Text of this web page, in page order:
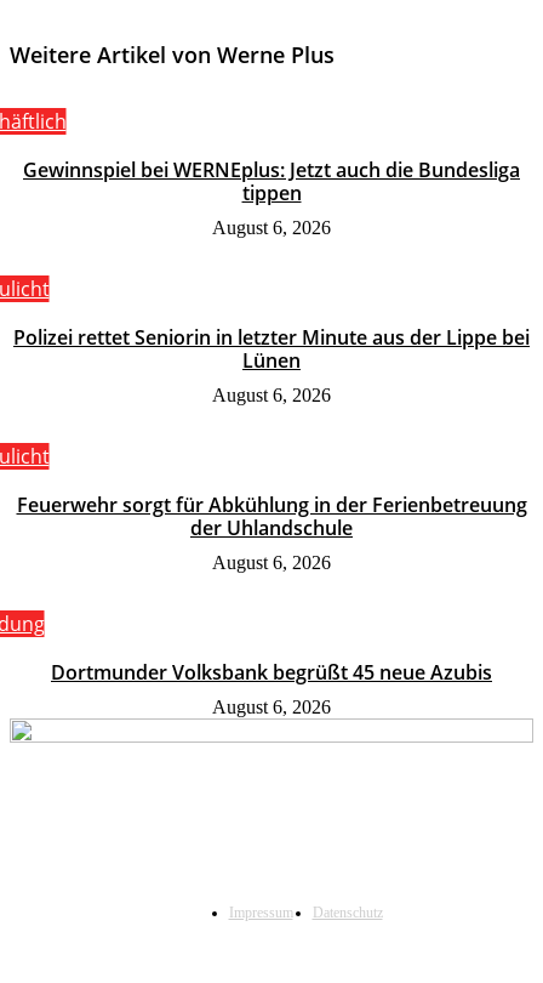
Weitere Artikel von Werne Plus
Gewinnspiel bei WERNEplus: Jetzt auch die Bundesliga
tippen
August 6, 2026
Polizei rettet Seniorin in letzter Minute aus der Lippe bei
Lünen
August 6, 2026
Feuerwehr sorgt für Abkühlung in der Ferienbetreuung
der Uhlandschule
August 6, 2026
Dortmunder Volksbank begrüßt 45 neue Azubis
August 6, 2026
Impressum Datenschutz